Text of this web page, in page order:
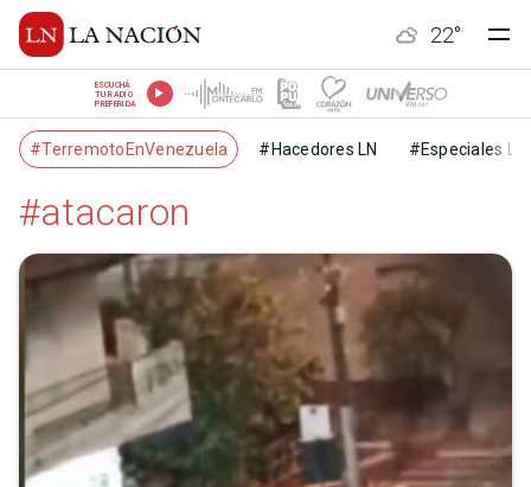
22°
ESCUCHÁ
TU RADIO
PREFERIDA
#TerremotoEnVenezuela #Hacedores LN #Especiales LN
#atacaron